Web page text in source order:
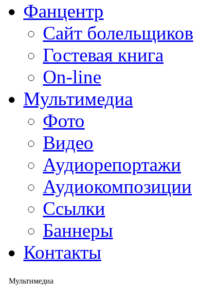
Фанцентр
Сайт болельщиков
Гостевая книга
On-line
Мультимедиа
Фото
Видео
Аудиорепортажи
Аудиокомпозиции
Ссылки
Баннеры
Контакты
Мультимедиа